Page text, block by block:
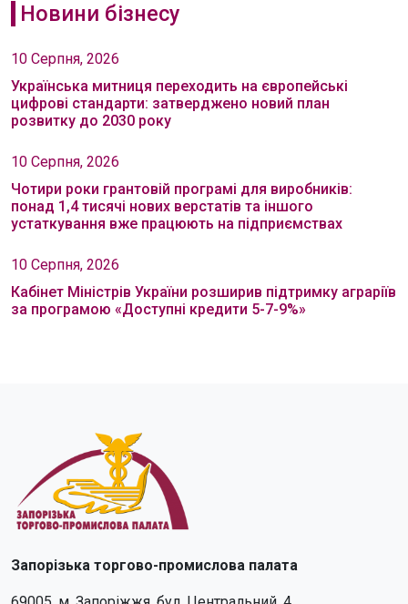
Новини бізнесу
10 Серпня, 2026
Українська митниця переходить на європейські
цифрові стандарти: затверджено новий план
розвитку до 2030 року
10 Серпня, 2026
Чотири роки грантовій програмі для виробників:
понад 1,4 тисячі нових верстатів та іншого
устаткування вже працюють на підприємствах
10 Серпня, 2026
Кабінет Міністрів України розширив підтримку аграріїв
за програмою «Доступні кредити 5-7-9%»
Запорізька торгово-промислова палата